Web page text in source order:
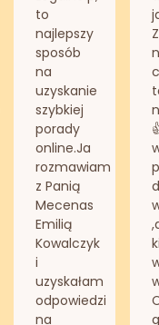
to
najlepszy
sposób
na
uzyskanie
szybkiej
porady
online.Ja
rozmawiam
z Panią
Mecenas
Emilią
Kowalczyk
i
uzyskałam
odpowiedzi
na